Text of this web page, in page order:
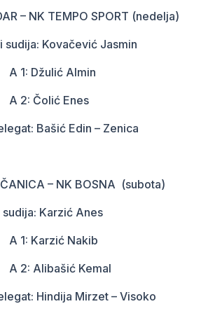
– NK TEMPO SPORT (nedelja)
Kovačević Jasmin
Almin
Enes
Edin – Zenica
– NK BOSNA (subota)
Karzić Anes
Nakib
Kemal
Mirzet – Visoko